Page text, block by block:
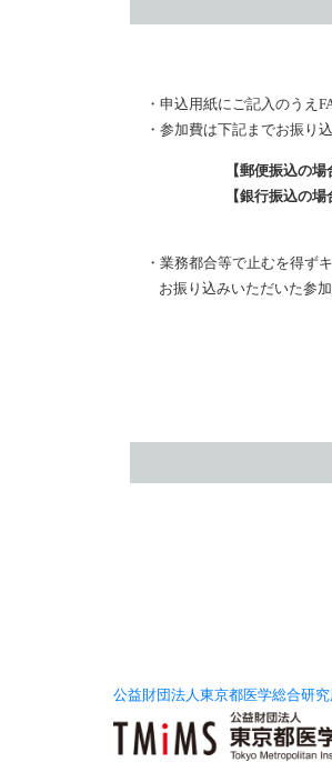
・申込用紙にご記入のうえ
・参加費は下記までお振り
【郵便振込の
【銀行振込の
（口座名義
・業務都合等で止むを得ず
お振り込みいただいた参
公益財団法人東京都医学総合研